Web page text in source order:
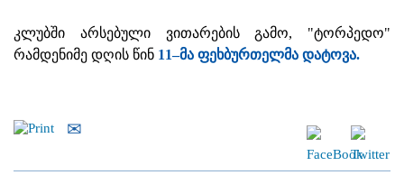
კლუბში არსებული ვითარების გამო, "ტორპედო"
რამდენიმე დღის წინ 11–მა ფეხბურთელმა დატოვა.